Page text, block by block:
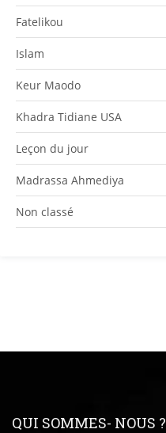
Fatelikou
Islam
Keur Maodo
Khadra Tidiane USA
Leçon du jour
Madrassa Ahmediya
Non classé
QUI SOMMES- NOUS ?